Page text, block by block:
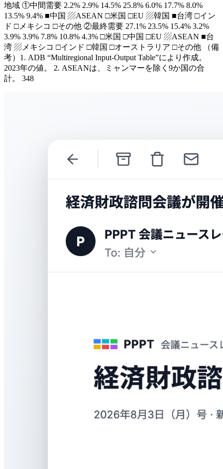
地域 ①中間需要 2.2% 2.9% 14.5% 25.8% 6.0% 17.7% 8.0%
13.5% 9.4% ■中国 ▨ASEAN □米国 □EU ▨韓国 ■台湾 □イン
ド □メキシコ □その他 ②最終需要 27.1% 23.5% 15.4% 3.2%
3.9% 3.9% 7.8% 10.8% 4.3% □米国 □中国 □EU ▨ASEAN ■台
湾 ▨メキシコ □インド □韓国 □オーストラリア □その他 （備
考）1. ADB “Multiregional Input-Output Table”により作成。
2023年の値。 2. ASEANは、ミャンマーを除く9か国の合
計。 348